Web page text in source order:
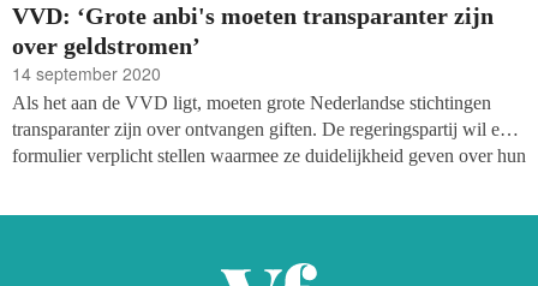
VVD: ‘Grote anbi's moeten transparanter zijn
over geldstromen’
14 september 2020
Als het aan de VVD ligt, moeten grote Nederlandse stichtingen
transparanter zijn over ontvangen giften. De regeringspartij wil een
formulier verplicht stellen waarmee ze duidelijkheid geven over hun